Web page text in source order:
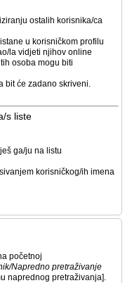
ostalih korisnika/ca
u korisničkom profilu
la vidjeti njihov online
osoba mogu biti
bit će zadano skriveni.
s liste
ga/ju na listu
korisničkog/ih imena
početnoj
Napredno pretraživanje
naprednog pretraživanja].